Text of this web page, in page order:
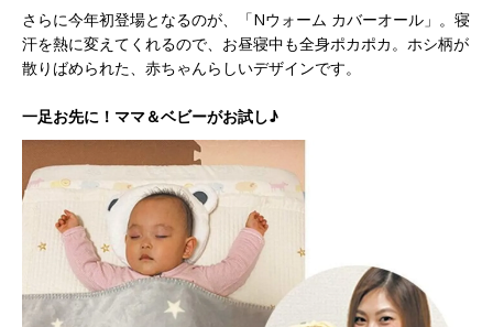
さらに今年初登場となるのが、「Nウォーム カバーオール」。寝
汗を熱に変えてくれるので、お昼寝中も全身ポカポカ。ホシ柄が
散りばめられた、赤ちゃんらしいデザインです。
一足お先に！ママ＆ベビーがお試し♪